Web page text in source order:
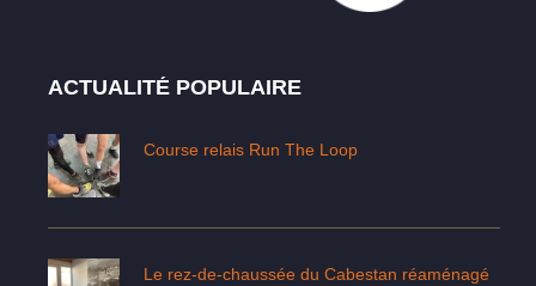
ACTUALITÉ POPULAIRE
Course relais Run The Loop
Le rez-de-chaussée du Cabestan réaménagé